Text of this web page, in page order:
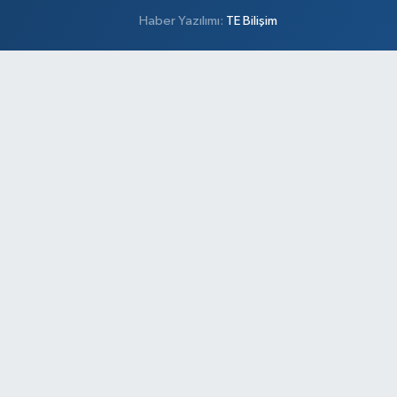
Haber Yazılımı: TE Bilişim